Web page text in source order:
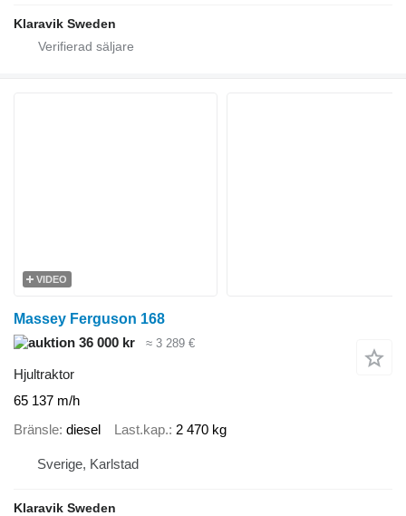
Klaravik Sweden
VIDEO
Massey Ferguson 168
36 000 kr
≈ 3 289 €
Hjultraktor
65 137 m/h
Bränsle diesel Last.kap. 2 470 kg
Sverige, Karlstad
Klaravik Sweden